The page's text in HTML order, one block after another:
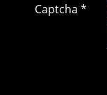
Captcha *